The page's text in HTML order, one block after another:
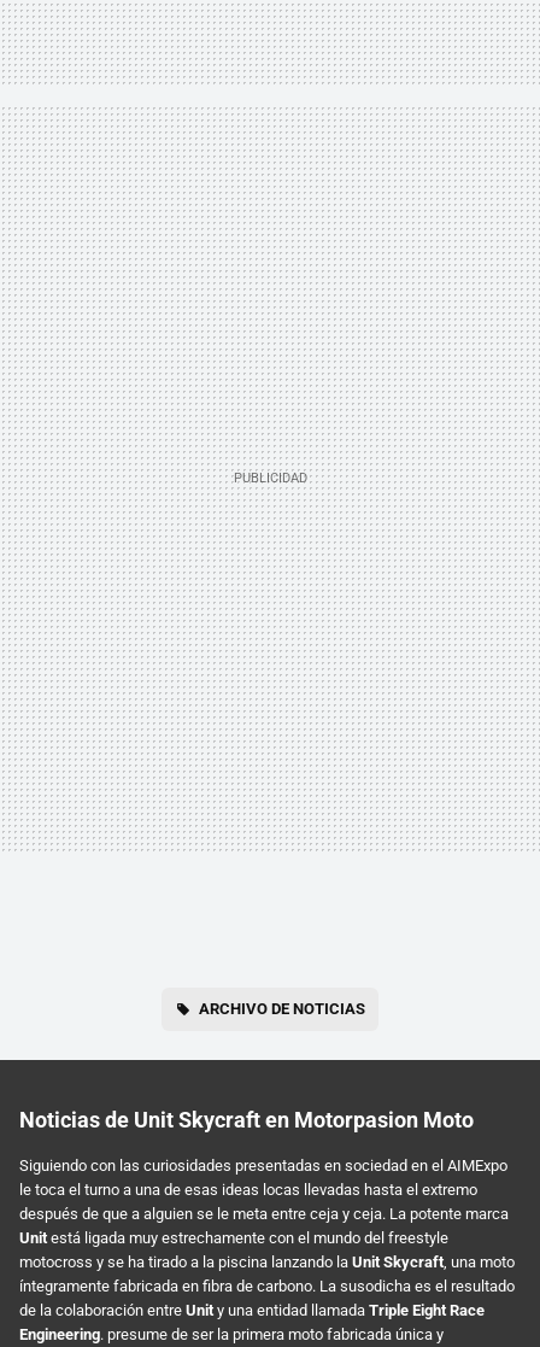
ARCHIVO DE NOTICIAS
Noticias de Unit Skycraft en Motorpasion Moto
Siguiendo con las curiosidades presentadas en sociedad en el AIMExpo
le toca el turno a una de esas ideas locas llevadas hasta el extremo
después de que a alguien se le meta entre ceja y ceja. La potente marca
Unit está ligada muy estrechamente con el mundo del freestyle
motocross y se ha tirado a la piscina lanzando la Unit Skycraft , una moto
íntegramente fabricada en fibra de carbono. La susodicha es el resultado
de la colaboración entre Unit y una entidad llamada Triple Eight Race
Engineering. presume de ser la primera moto fabricada única y